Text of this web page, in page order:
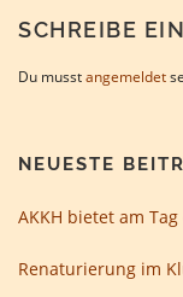
SCHREIBE
Du musstangemeldet
NEUESTE
AKKH bietet am
Renaturierung im